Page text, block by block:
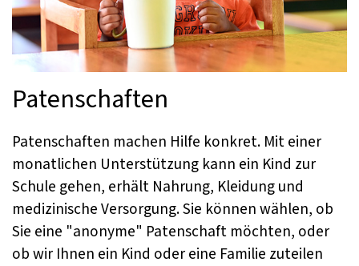
Patenschaften
Patenschaften machen Hilfe konkret. Mit einer
monatlichen Unterstützung kann ein Kind zur
Schule gehen, erhält Nahrung, Kleidung und
medizinische Versorgung. Sie können wählen, ob
Sie eine "anonyme" Patenschaft möchten, oder
ob wir Ihnen ein Kind oder eine Familie zuteilen